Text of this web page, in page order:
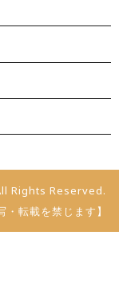
Rights Reserved.
転載を禁じます】